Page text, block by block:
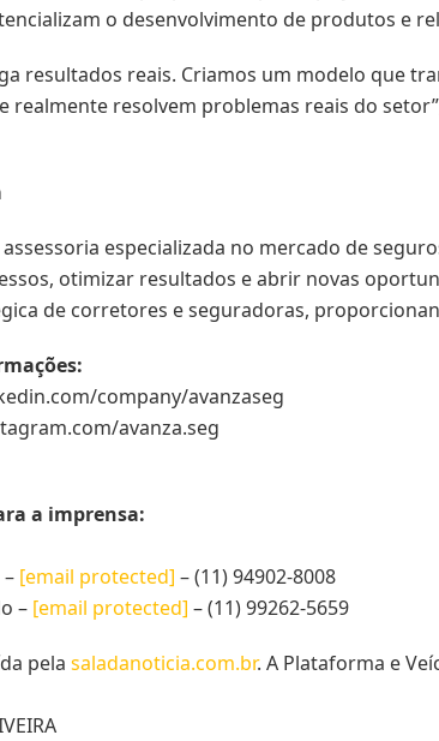
o desenvolvimento de produtos e
resultados reais. Criamos um modelo que
realmente resolvem problemas reais do
assessoria especializada no mercado de
otimizar resultados e abrir novas
de corretores e seguradoras,
company/avanzaseg
avanza.seg
a imprensa:
[email protected] – (11) 94902-8008
– [email protected] – (11) 99262-5659
pela saladanoticia.com.br. A Plataforma e